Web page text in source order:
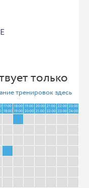
только
тренировок здесь
17:00
18:00
18:00
19:00
19:00
20:00
20:00
21:00
21:00
22:00
22:00
23:00
23:00
24:00